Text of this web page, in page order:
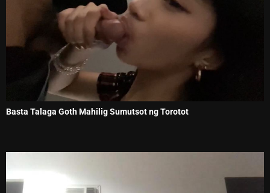
Basta Talaga Goth Mahilig Sumutsot ng Torotot